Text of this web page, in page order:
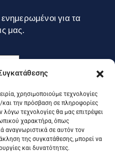
χρησιμοποιούμε τεχνολογίες
την πρόσβαση σε πληροφορίες
τεχνολογίες θα μας επιτρέψει
χαρακτήρα, όπως
αναγνωριστικά σε αυτόν τον
της συγκατάθεσης, μπορεί να
και δυνατότητες.
ενημερωμένοι για τα
μας.